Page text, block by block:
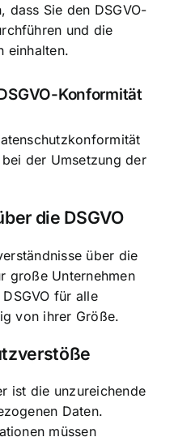
dass Sie den DSGVO-
und die
einhalten.
Konformität
der Umsetzung der
die DSGVO
über die
große Unternehmen
für alle
von ihrer Größe.
ist die unzureichende
Daten.
müssen